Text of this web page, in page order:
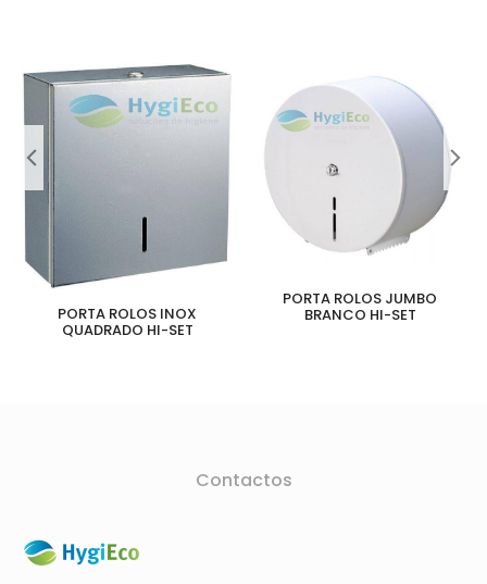
PORTA ROLOS INOX
QUADRADO HI-SET
PORTA ROLOS JUMBO
BRANCO HI-SET
Contactos